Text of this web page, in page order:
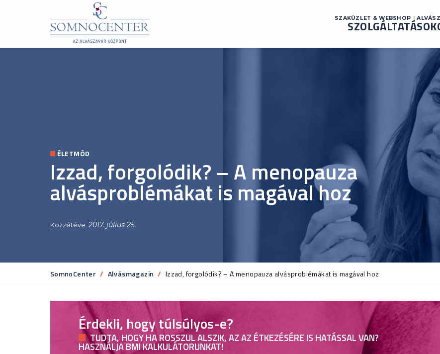
SZAKÜZLET & WEBSHOP
SZOLGÁLTATÁSOK
ÉLETMÓD
Izzad, forgolódik? – A menopauza
alvásproblémákat is magával hoz
Közzétéve: 2017. július 25.
SomnoCenter Alvásmagazin Current:
Izzad, forgolódik? – A menopauza alvásproblémákat is magával hoz
Érdekli, hogy túlsúlyos-e?
TUDTA, HOGY HA ROSSZUL ALSZIK, AZ AZ ÉTKEZÉSÉRE IS HATÁSSAL VAN?
HASZNÁLJA BMI KALKULÁTORUNKAT!